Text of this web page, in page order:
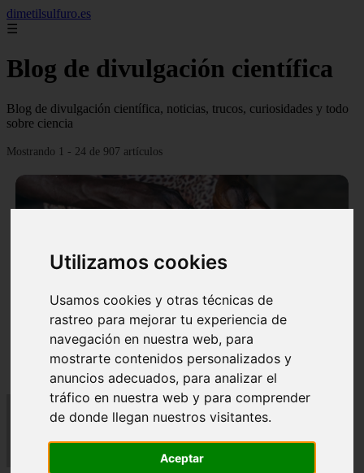
Utilizamos cookies
Usamos cookies y otras técnicas de
rastreo para mejorar tu experiencia de
navegación en nuestra web, para
mostrarte contenidos personalizados y
anuncios adecuados, para analizar el
tráfico en nuestra web y para comprender
de donde llegan nuestros visitantes.
Aceptar
dimetilsulfuro.es
☰
Blog de divulgación científica
Blog de divulgación científica, noticias, trucos, curiosidades y todo
sobre ciencia
Mostrando 1 - 24 de 907 artículos
En África harán lo que parecía imposible: Utilizarán
moléculas de agua para cocinar sus alimentos